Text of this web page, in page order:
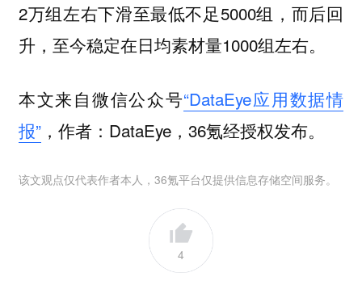
2万组左右下滑至最低不足5000组，而后回
升，至今稳定在日均素材量1000组左右。
本文来自微信公众号“DataEye应用数据情
报”，作者：DataEye，36氪经授权发布。
该文观点仅代表作者本人，36氪平台仅提供信息存储空间服务。
4